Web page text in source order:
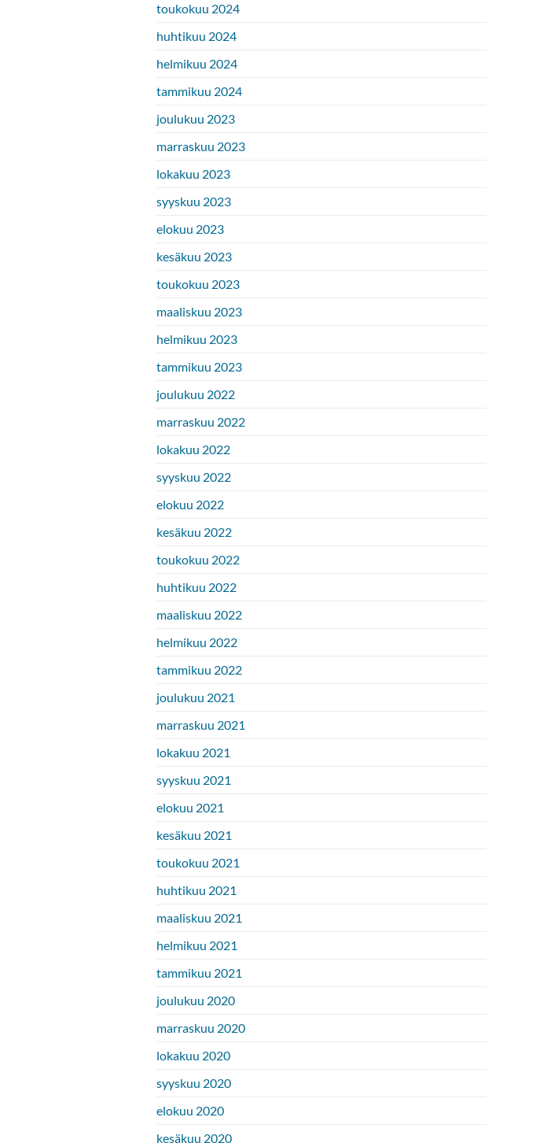
toukokuu 2024
huhtikuu 2024
helmikuu 2024
tammikuu 2024
joulukuu 2023
marraskuu 2023
lokakuu 2023
syyskuu 2023
elokuu 2023
kesäkuu 2023
toukokuu 2023
maaliskuu 2023
helmikuu 2023
tammikuu 2023
joulukuu 2022
marraskuu 2022
lokakuu 2022
syyskuu 2022
elokuu 2022
kesäkuu 2022
toukokuu 2022
huhtikuu 2022
maaliskuu 2022
helmikuu 2022
tammikuu 2022
joulukuu 2021
marraskuu 2021
lokakuu 2021
syyskuu 2021
elokuu 2021
kesäkuu 2021
toukokuu 2021
huhtikuu 2021
maaliskuu 2021
helmikuu 2021
tammikuu 2021
joulukuu 2020
marraskuu 2020
lokakuu 2020
syyskuu 2020
elokuu 2020
kesäkuu 2020